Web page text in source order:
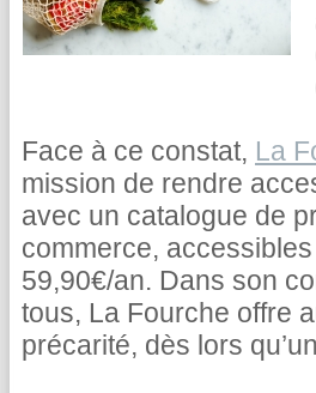
Face à ce constat, La
mission de rendre
avec un catalogue de
commerce,
59,90€/an. Dans son
tous, La Fourche offre
précarité, dès lors